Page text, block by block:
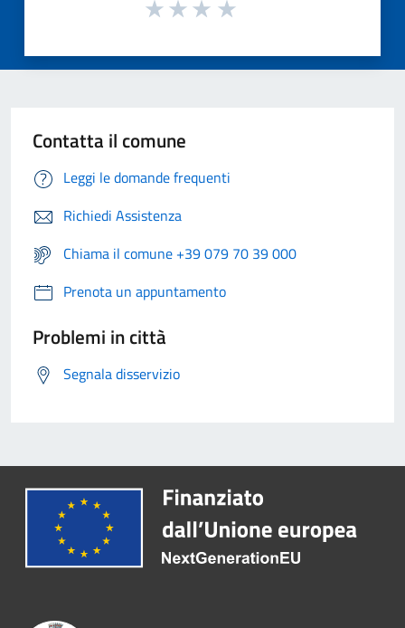
Contatta il comune
Leggi le domande frequenti
Richiedi Assistenza
Chiama il comune +39 079 70 39 000
Prenota un appuntamento
Problemi in città
Segnala disservizio